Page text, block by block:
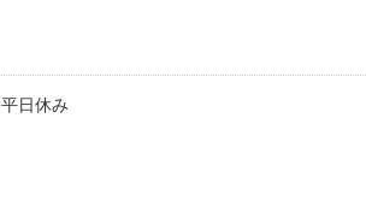
平日休み